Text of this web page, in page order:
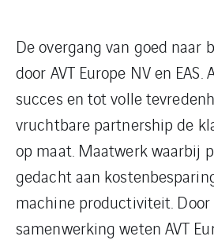
De overgang van goed naar
door AVT Europe NV en EAS.
succes en tot volle
vruchtbare partnership de
op maat. Maatwerk waarbij
gedacht aan
machine productiviteit.
samenwerking weten AVT